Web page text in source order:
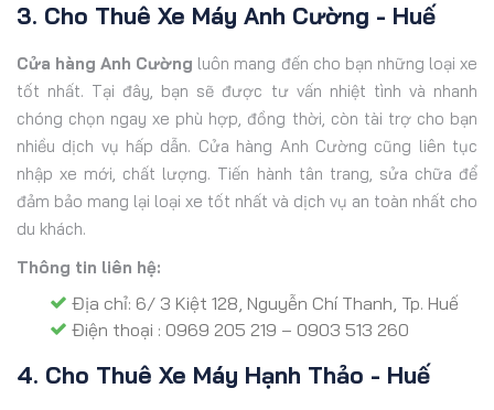
3. Cho Thuê Xe Máy Anh Cường - Huế
Cửa hàng Anh Cường luôn mang đến cho bạn những loại xe
tốt nhất. Tại đây, bạn sẽ được tư vấn nhiệt tình và nhanh
chóng chọn ngay xe phù hợp, đồng thời, còn tài trợ cho bạn
nhiều dịch vụ hấp dẫn. Cửa hàng Anh Cường cũng liên tục
nhập xe mới, chất lượng. Tiến hành tân trang, sửa chữa để
đảm bảo mang lại loại xe tốt nhất và dịch vụ an toàn nhất cho
du khách.
Thông tin liên hệ:
Địa chỉ: 6/ 3 Kiệt 128, Nguyễn Chí Thanh, Tp. Huế
Điện thoại : 0969 205 219 – 0903 513 260
4. Cho Thuê Xe Máy Hạnh Thảo - Huế